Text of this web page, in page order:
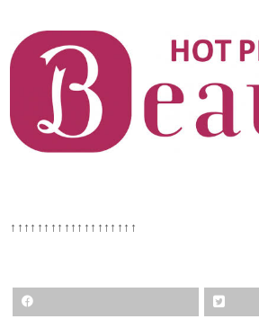
↑↑↑↑↑↑↑↑↑↑↑↑↑↑↑↑↑↑↑